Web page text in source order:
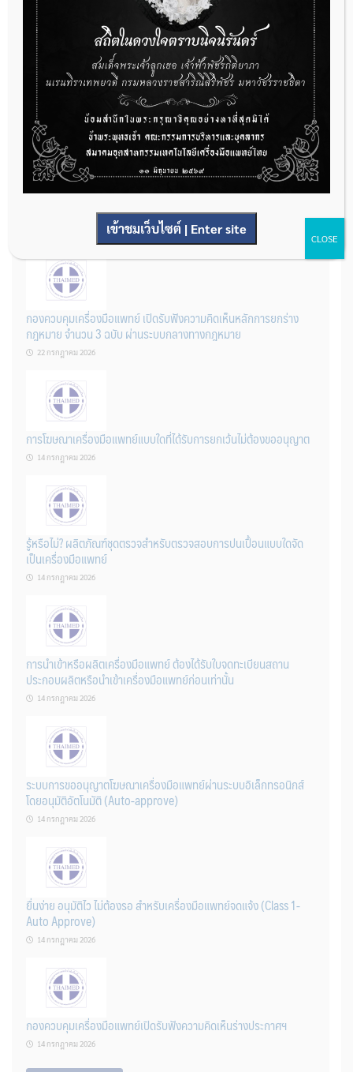
การเตรียมเอกสารผู้ประกอบการที่ต้องการยื่นคำขอจดทะเบียนสถาน
ประกอบการผลิตเครื่องมือแพทย์ (รายใหม่)
22 กรกฎาคม 2026
ผู้ประกอบการผลิต และ นักวิจัย ที่ต้องการขึ้นทะเบียนเครื่องมือแพทย์
ต้องทำอย่างไรบ้าง
กองควบคุมเครื่องมือแพทย์ เปิดรับฟังความคิดเห็นหลักการยกร่าง
กฎหมาย จำนวน 3 ฉบับ ผ่านระบบกลางทางกฎหมาย
22 กรกฎาคม 2026
การโฆษณาเครื่องมือแพทย์แบบใดที่ได้รับการยกเว้นไม่ต้องขออนุญาต
14 กรกฎาคม 2026
รู้หรือไม่? ผลิตภัณฑ์ชุดตรวจสําหรับตรวจสอบการปนเปื้อนแบบใดจัด
เป็นเครื่องมือแพทย์
14 กรกฎาคม 2026
การนำเข้าหรือผลิตเครื่องมือแพทย์ ต้องได้รับใบจดทะเบียนสถาน
ประกอบผลิตหรือนำเข้าเครื่องมือแพทย์ก่อนเท่านั้น
14 กรกฎาคม 2026
ระบบการขออนุญาตโฆษณาเครื่องมือแพทย์ผ่านระบบอิเล็กทรอนิกส์
โดยอนุมัติอัตโนมัติ (Auto-approve)
14 กรกฎาคม 2026
ยื่นง่าย อนุมัติไว ไม่ต้องรอ สำหรับเครื่องมือแพทย์จดแจ้ง (Class 1-
Auto Approve)
14 กรกฎาคม 2026
กองควบคุมเครื่องมือแพทย์เปิดรับฟังความคิดเห็นร่างประกาศฯ
14 กรกฎาคม 2026
เข้าชมเว็บไซต์ | Enter site
CLOSE